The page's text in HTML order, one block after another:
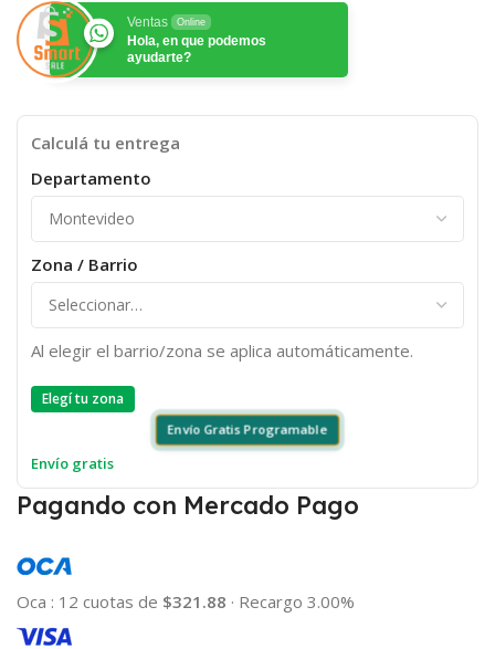
Ventas Online
Hola, en que podemos
ayudarte?
Calculá tu entrega
Departamento
Zona / Barrio
Al elegir el barrio/zona se aplica automáticamente.
Elegí tu zona
Envío Gratis Programable
Envío gratis
Pagando con Mercado Pago
Oca : 12 cuotas de $321.88 · Recargo 3.00%